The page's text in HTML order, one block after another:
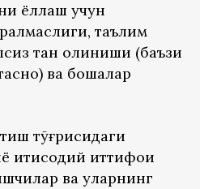
ёллаш учун
таълим
тан олиниши (баъзи
ва бошқалар
тўғрисидаги
иқтисодий иттифоқи
ва уларнинг